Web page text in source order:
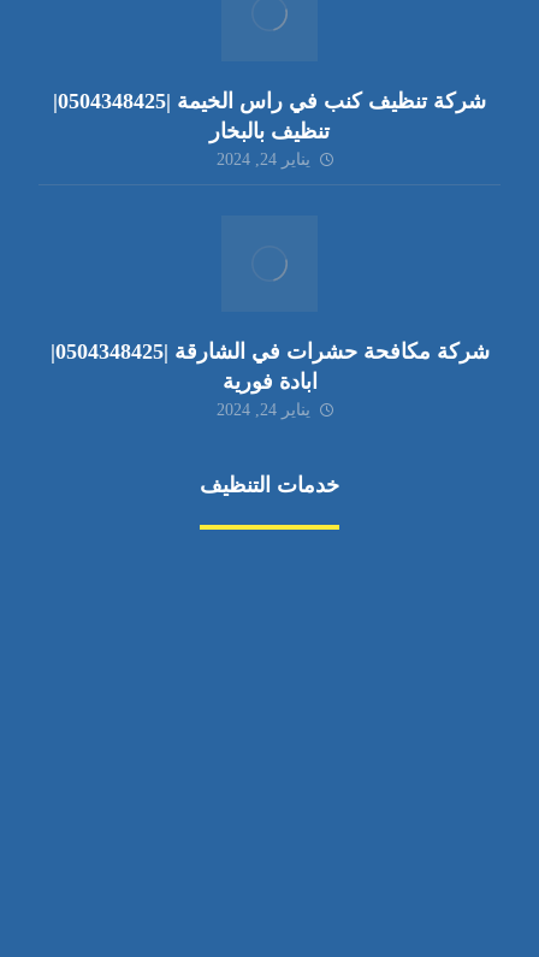
شركة تنظيف كنب في راس الخيمة |0504348425|
تنظيف بالبخار
يناير 24, 2024
شركة مكافحة حشرات في الشارقة |0504348425|
ابادة فورية
يناير 24, 2024
خدمات التنظيف